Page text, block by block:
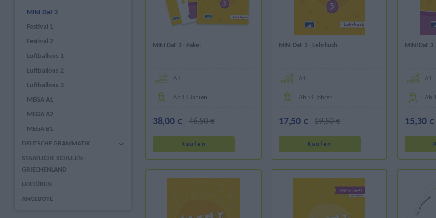
MINI DaF 3
Festival 1
Festival 2
Luftballons 1
Luftballons 2
Luftballons 3
MEGA A1
MEGA A2
MEGA B1
DEUTSCHE GRAMMATIK
STAATLICHE SCHULEN -
GRIECHENLAND
LEKTÜREN
ANGEBOTE
MINI DaF 3 - Paket
Α1
Ab 11 Jahren
38,00 € 46,50 €
MINI DaF 3 - Lehrbuch
Α1
Ab 11 Jahren
17,50 € 19,50 €
MINI DaF
Α1
Ab
15,30 €